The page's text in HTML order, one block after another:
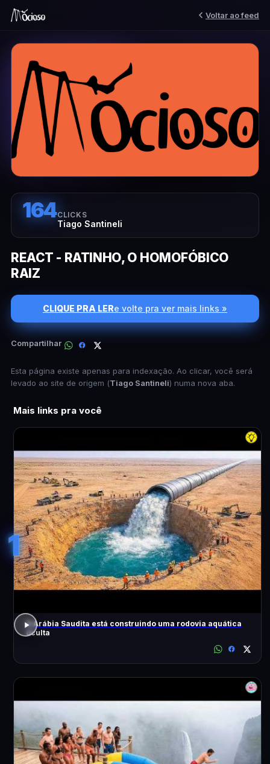
Voltar ao feed
164CLICKS
Tiago Santineli
REACT - RATINHO, O HOMOFÓBICO
RAIZ
CLIQUE PRA LERe volte pra ver mais links »
Compartilhar
Esta página existe apenas para indexação. Ao clicar, você será
levado ao site de origem (Tiago Santineli) numa nova aba.
Mais links pra você
1
A Arábia Saudita está construindo uma rodovia aquática
oculta